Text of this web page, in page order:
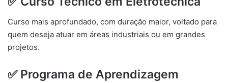
Curso mais aprofundado, com duração maior, voltado para
quem deseja atuar em áreas industriais ou em grandes
projetos.
✅ Programa de Aprendizagem